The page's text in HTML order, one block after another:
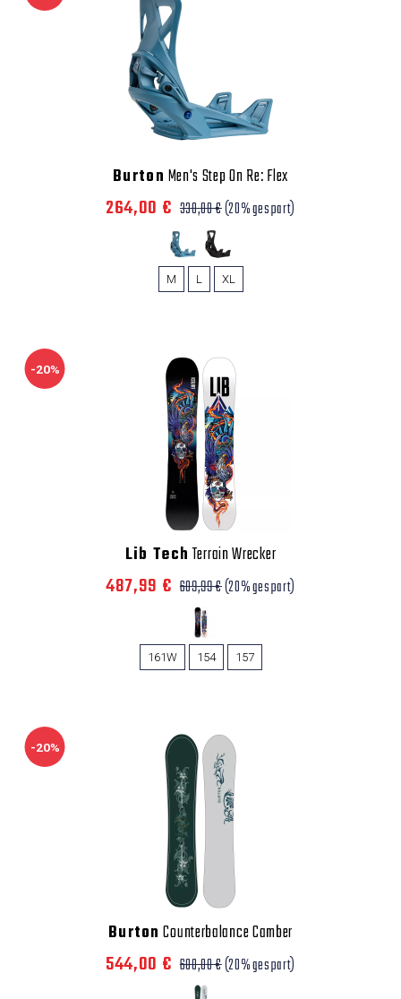
Burton Men's Step On Re: Flex
264,00 € 330,00 €(20% gespart)
M L XL
-20%
Lib TechTerrain Wrecker
487,99 € 609,99 €(20% gespart)
161W 154 157
-20%
Burton Counterbalance Camber
544,00 € 680,00 €(20% gespart)